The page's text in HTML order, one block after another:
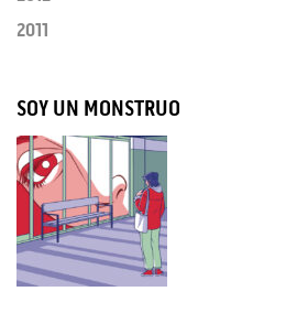
2011
SOY UN MONSTRUO